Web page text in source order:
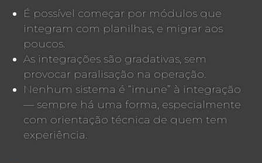
É possível começar por módulos que
integram com planilhas, e migrar aos
poucos.
As integrações são gradativas, sem
provocar paralisação na operação.
Nenhum sistema é “imune” à integração
— sempre há uma forma, especialmente
com orientação técnica de quem tem
experiência.